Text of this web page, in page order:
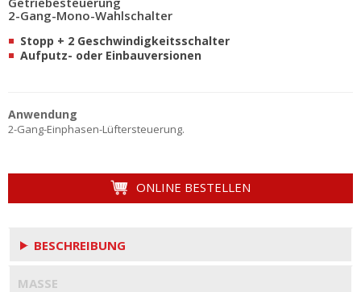
2-Gang-Mono-Wahlschalter
Stopp + 2 Geschwindigkeitsschalter
Aufputz- oder Einbauversionen
Anwendung
2-Gang-Einphasen-Lüftersteuerung.
ONLINE BESTELLEN
BESCHREIBUNG
MASSE